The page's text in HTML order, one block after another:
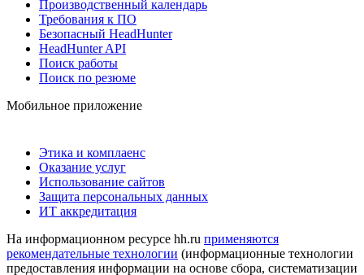
Производственный календарь
Требования к ПО
Безопасный HeadHunter
HeadHunter API
Поиск работы
Поиск по резюме
Мобильное приложение
Этика и комплаенс
Оказание услуг
Использование сайтов
Защита персональных данных
ИТ аккредитация
На информационном ресурсе hh.ru применяются
рекомендательные технологии (информационные технологии
предоставления информации на основе сбора, систематизации